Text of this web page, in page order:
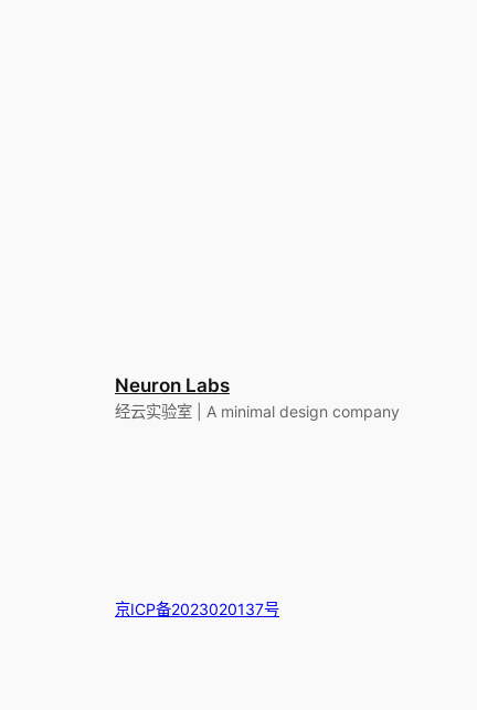
Neuron Labs
经云实验室 | A minimal design company
京ICP备2023020137号